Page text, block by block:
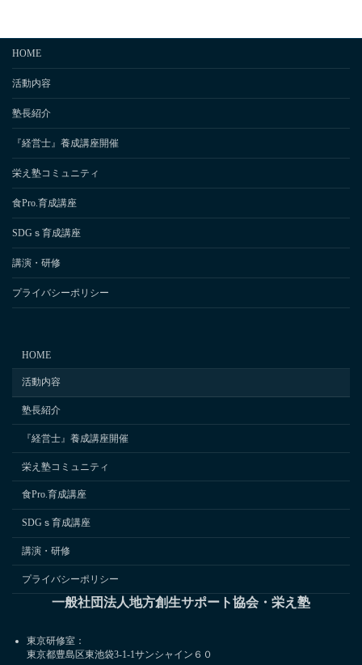
HOME
活動内容
塾長紹介
『経営士』養成講座開催
栄え塾コミュニティ
食Pro.育成講座
SDGｓ育成講座
講演・研修
プライバシーポリシー
HOME
活動内容
塾長紹介
『経営士』養成講座開催
栄え塾コミュニティ
食Pro.育成講座
SDGｓ育成講座
講演・研修
プライバシーポリシー
一般社団法人地方創生サポート協会・栄え塾
東京研修室：
東京都豊島区東池袋3-1-1サンシャイン６０